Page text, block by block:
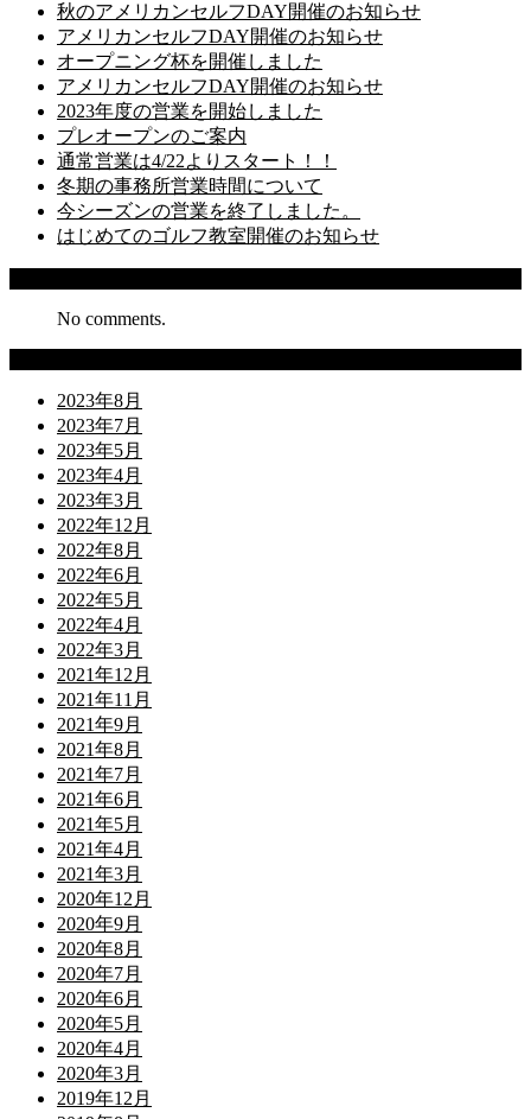
秋のアメリカンセルフDAY開催のお知らせ
アメリカンセルフDAY開催のお知らせ
オープニング杯を開催しました
アメリカンセルフDAY開催のお知らせ
2023年度の営業を開始しました
プレオープンのご案内
通常営業は4/22よりスタート！！
冬期の事務所営業時間について
今シーズンの営業を終了しました。
はじめてのゴルフ教室開催のお知らせ
No comments.
2023年8月
2023年7月
2023年5月
2023年4月
2023年3月
2022年12月
2022年8月
2022年6月
2022年5月
2022年4月
2022年3月
2021年12月
2021年11月
2021年9月
2021年8月
2021年7月
2021年6月
2021年5月
2021年4月
2021年3月
2020年12月
2020年9月
2020年8月
2020年7月
2020年6月
2020年5月
2020年4月
2020年3月
2019年12月